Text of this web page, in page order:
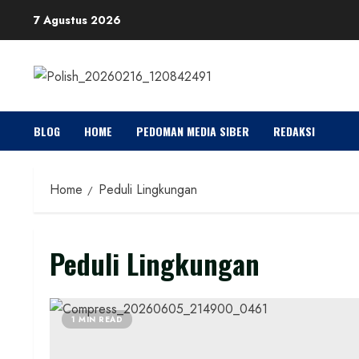
7 Agustus 2026
BLOG HOME PEDOMAN MEDIA SIBER REDAKSI
Home Peduli Lingkungan
Peduli Lingkungan
1 MIN READ